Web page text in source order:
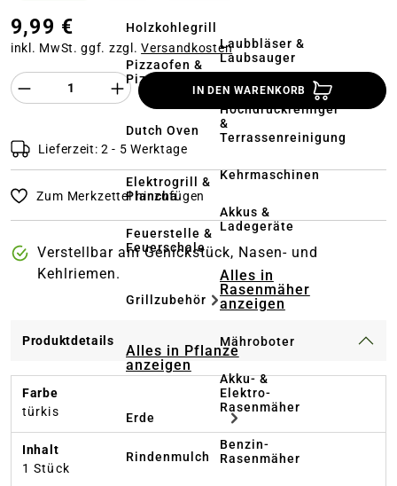
Holzkohlegrill
Pizzaofen &
Pizzastein
Dutch Oven
Elektrogrill &
Plancha
Feuerstelle &
Feuerschale
Grillzubehör
Alles in Pflanze
anzeigen
Erde
Rindenmulch
Laubbläser &
Laubsauger
Hochdruckreiniger
&
Terrassenreinigung
Kehrmaschinen
Akkus &
Ladegeräte
Alles in
Rasenmäher
anzeigen
Mähroboter
Akku- &
Elektro-
Rasenmäher
Benzin-
Rasenmäher
9,99 €
inkl. MwSt. ggf. zzgl.Versandkosten
Produkt Anzahl des Produktes
IN DEN WARENKORB
Lieferzeit: 2 - 5 Werktage
Zum Merkzettel hinzufügen
Verstellbar am Genickstück, Nasen- und
Kehlriemen.
Produktdetails
Farbe
türkis
Inhalt
1 Stück